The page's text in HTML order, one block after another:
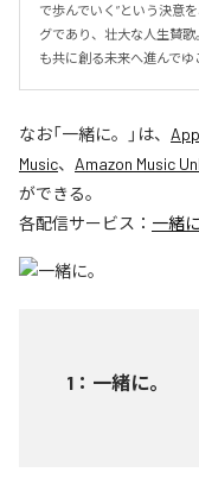
で歩んでいく”という決意
グであり、壮大な人生賛
も共に創る未来へ進んでゆ
なお「一緒に。 」は、
Music、 Amazon Music
ができる。
各配信サービス： 一緒に
1 ： 一緒に。